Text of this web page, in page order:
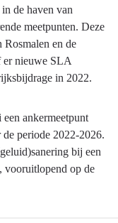
de haven van
meetpunten. Deze
Rosmalen en de
er nieuwe SLA
in 2022.
ankermeetpunt
periode 2022-2026.
bij een
vooruitlopend op de